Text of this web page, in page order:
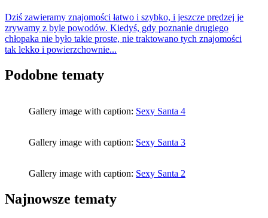
Dziś zawieramy znajomości łatwo i szybko, i jeszcze prędzej je
zrywamy z byle powodów. Kiedyś, gdy poznanie drugiego
chłopaka nie było takie proste, nie traktowano tych znajomości
tak lekko i powierzchownie...
Podobne tematy
Gallery image with caption: Sexy Santa 4
Gallery image with caption: Sexy Santa 3
Gallery image with caption: Sexy Santa 2
Najnowsze tematy